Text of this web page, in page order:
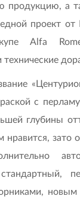
продукцию, а
проект от
купе Alfa
с
глубины
нравится, зато